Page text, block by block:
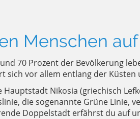
Menschen auf
70 Prozent der Bevölkerung
sich vor allem entlang der
Nikosia (griechisch
die sogenannte Grüne
Doppelstadt erfährst du auf